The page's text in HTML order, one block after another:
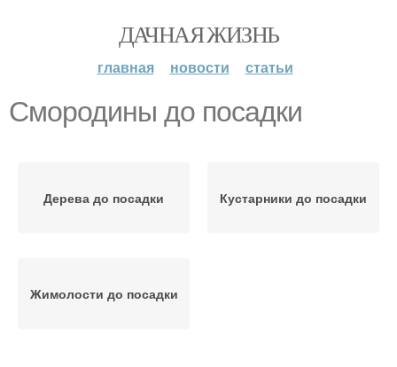
ДАЧНАЯ ЖИЗНЬ
главная новости статьи
Смородины до посадки
Дерева до посадки Кустарники до посадки
Жимолости до посадки